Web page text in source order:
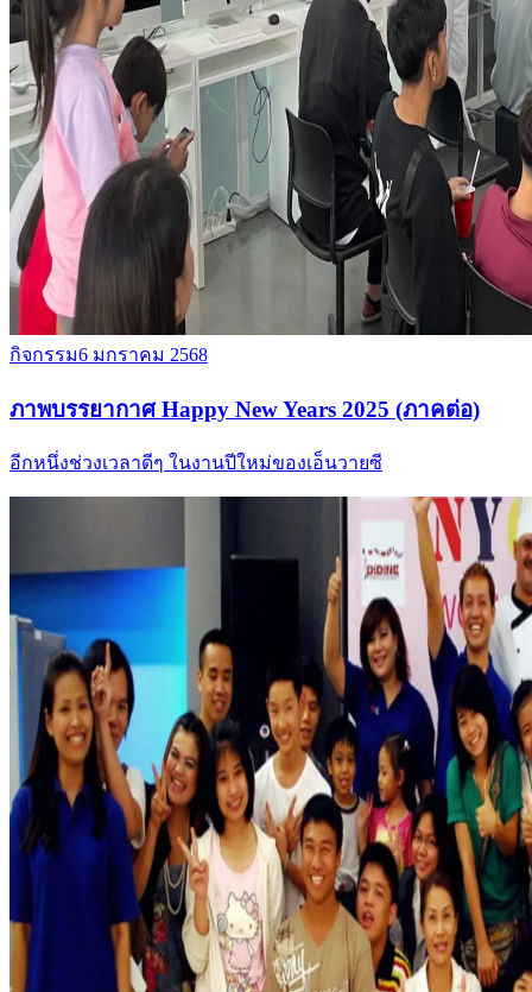
กิจกรรม6 มกราคม 2568
ภาพบรรยากาศ Happy New Years 2025 (ภาคต่อ)
อีกหนึ่งช่วงเวลาดีๆ ในงานปีใหม่ของเอ็นวายซี